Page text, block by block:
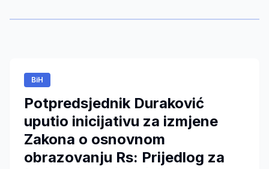
BiH
Potpredsjednik Duraković
uputio inicijativu za izmjene
Zakona o osnovnom
obrazovanju Rs: Prijedlog za